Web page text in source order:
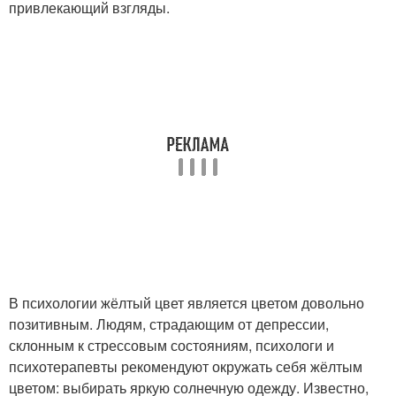
привлекающий взгляды.
В психологии жёлтый цвет является цветом довольно
позитивным. Людям, страдающим от депрессии,
склонным к стрессовым состояниям, психологи и
психотерапевты рекомендуют окружать себя жёлтым
цветом: выбирать яркую солнечную одежду. Известно,